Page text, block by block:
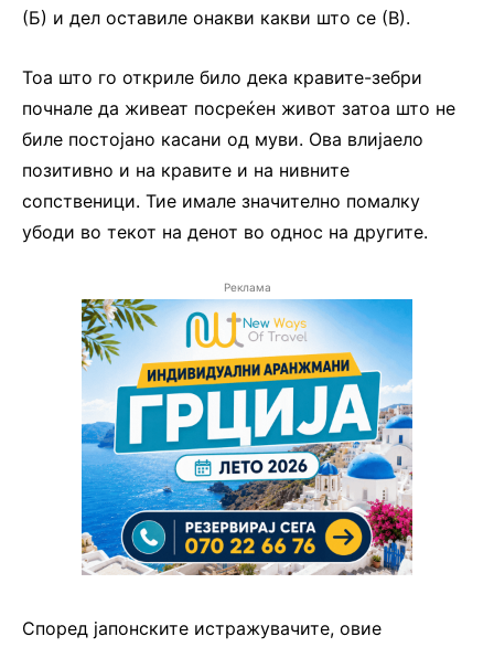
(Б) и дел оставиле онакви какви што се (В).
Тоа што го откриле било дека кравите-зебри
почнале да живеат посреќен живот затоа што не
биле постојано касани од муви. Ова влијаело
позитивно и на кравите и на нивните
сопственици. Тие имале значително помалку
убоди во текот на денот во однос на другите.
Реклама
Според јапонските истражувачите, овие